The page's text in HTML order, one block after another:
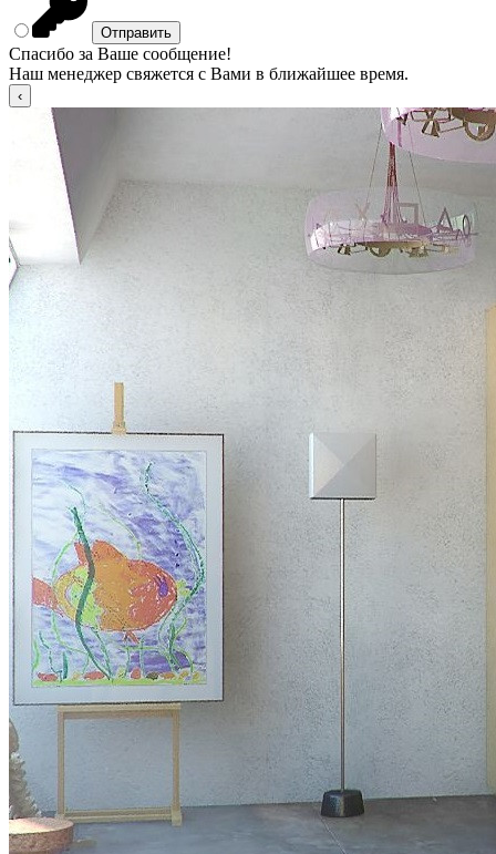
Спасибо за Ваше сообщение!
Наш менеджер свяжется с Вами в ближайшее время.